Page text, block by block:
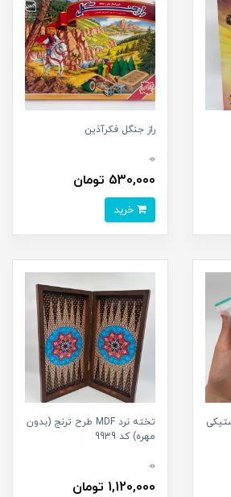
راز جنگل فکرآذین
0
530,000 تومان
تخته نرد MDF طرح ترنج (بدون
مهره) کد 9939
0
1,120,000 تومان